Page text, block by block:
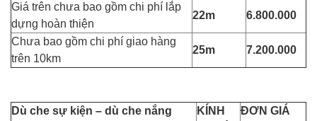
Giá trên chưa bao gồm chi phí lắp
dựng hoàn thiện
22m 6.800.000
Chưa bao gồm chi phí giao hàng
trên 10km
25m 7.200.000
Dù che sự kiện – dù che nắng
KÍNH
ĐƠN GIÁ